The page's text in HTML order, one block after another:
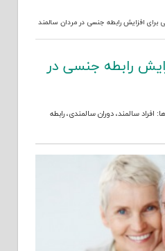
برای افزایش رابطه جنسی در مردان سالمند
رابطه جنسی در
افراد سالمند،دوران سالمندی،رابطه